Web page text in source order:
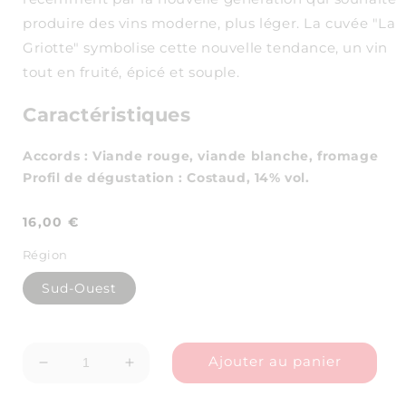
produire des vins moderne, plus léger. La cuvée "La
Griotte" symbolise cette nouvelle tendance, un vin
tout en fruité, épicé et souple.
Caractéristiques
Accords : Viande rouge, viande blanche, fromage
Profil de dégustation : Costaud, 14% vol.
Prix
habituel
16,00 €
Région
Sud-Ouest
Réduire
Augmenter
Ajouter au panier